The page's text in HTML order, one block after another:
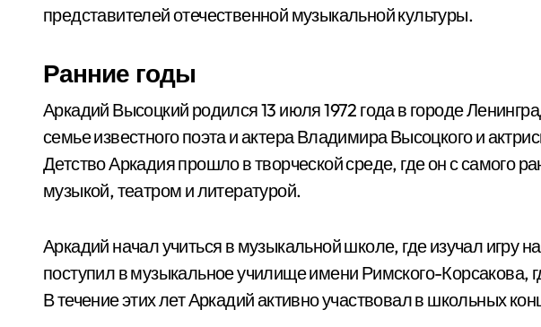
представителей отечественной музыкальной культуры.
Ранние годы
Аркадий Высоцкий родился 13 июля 1972 года в городе
семье известного поэта и актера Владимира Высоцкого и
Детство Аркадия прошло в творческой среде, где он с самого
музыкой, театром и литературой.
Аркадий начал учиться в музыкальной школе, где изучал игру
поступил в музыкальное училище имени Римского-Корсакова,
В течение этих лет Аркадий активно участвовал в школьных